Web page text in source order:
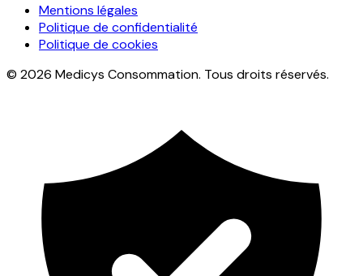
Mentions légales
Politique de confidentialité
Politique de cookies
© 2026 Medicys Consommation. Tous droits réservés.